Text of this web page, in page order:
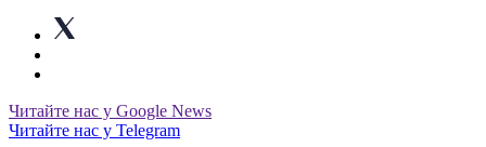
Читайте нас у Google News
Читайте нас у Telegram